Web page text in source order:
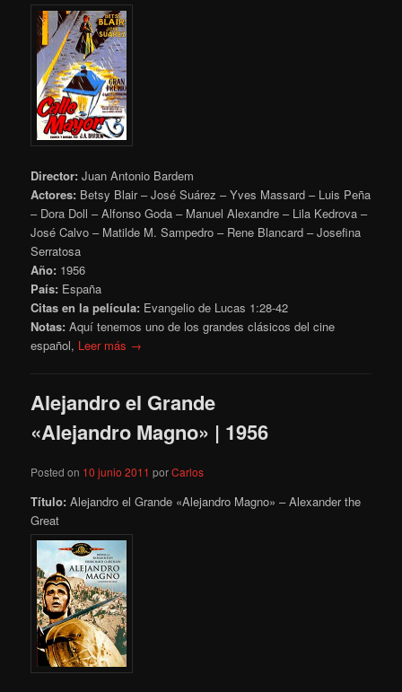
Director: Juan Antonio Bardem
Actores: Betsy Blair – José Suárez – Yves Massard – Luis Peña
– Dora Doll – Alfonso Goda – Manuel Alexandre – Lila Kedrova –
José Calvo – Matilde M. Sampedro – Rene Blancard – Josefina
Serratosa
Año: 1956
País: España
Citas en la película: Evangelio de Lucas 1:28-42
Notas:Aquí tenemos uno de los grandes clásicos del cine
español, Leer más →
Alejandro el Grande
«Alejandro Magno» | 1956
Posted on 10 junio 2011 porCarlos
Título: Alejandro el Grande «Alejandro Magno» – Alexander the
Great